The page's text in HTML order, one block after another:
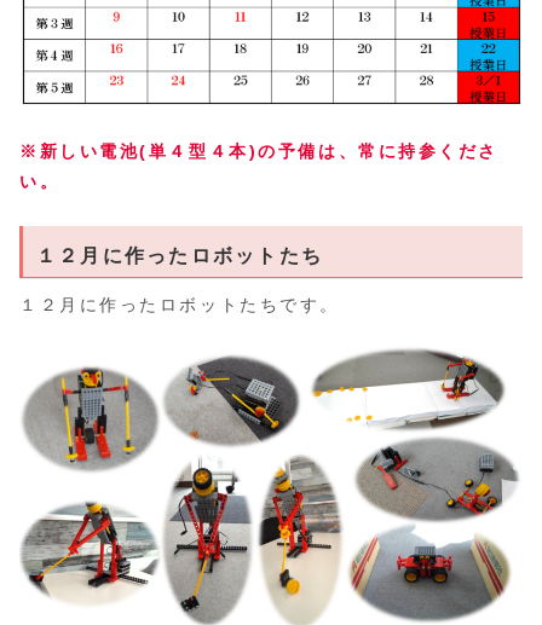
※新しい電池(単４型４本)の予備は、常に持参くださ
い。
１２月に作ったロボットたち
１２月に作ったロボットたちです。